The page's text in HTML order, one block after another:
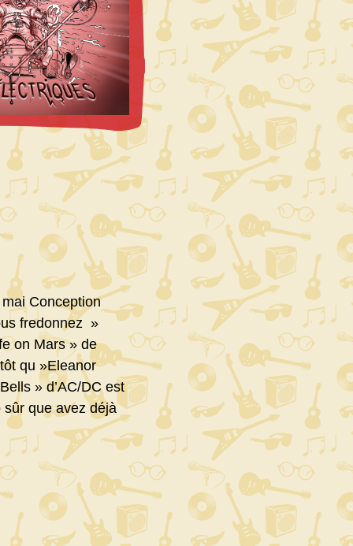
Conception
fredonnez »
on Mars » de
qu »Eleanor
» d’AC/DC est
sûr que avez déjà